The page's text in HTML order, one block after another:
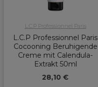
L.C.P Professionnel Paris
L.C.P Professionnel Paris
Cocooning Beruhigende
Creme mit Calendula-
Extrakt 50ml
28,10 €